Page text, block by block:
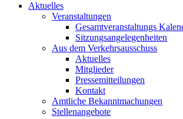
Aktuelles
Veranstaltungen
Gesamtveranstaltungs
Sitzungsangelegenheiten
Aus dem Verkehrsausschuss
Aktuelles
Mitglieder
Pressemitteilungen
Kontakt
Amtliche Bekanntmachungen
Stellenangebote